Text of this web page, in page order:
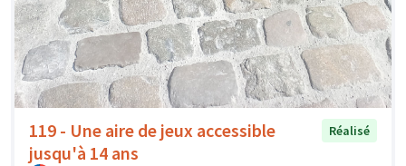
119 - Une aire de jeux accessible
jusqu'à 14 ans
Réalisé